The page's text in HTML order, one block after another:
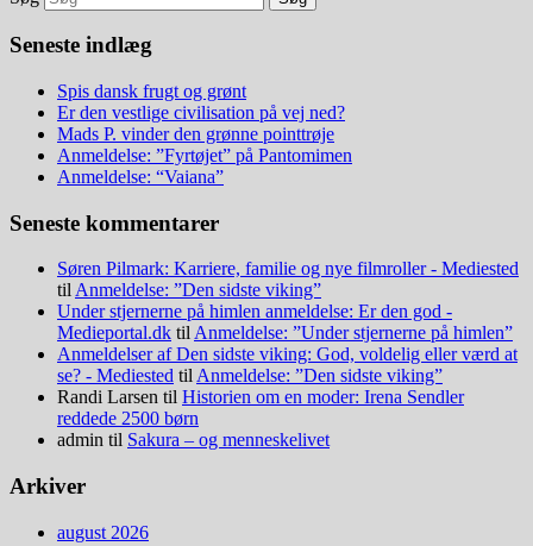
Seneste indlæg
Spis dansk frugt og grønt
Er den vestlige civilisation på vej ned?
Mads P. vinder den grønne pointtrøje
Anmeldelse: ”Fyrtøjet” på Pantomimen
Anmeldelse: “Vaiana”
Seneste kommentarer
Søren Pilmark: Karriere, familie og nye filmroller - Mediested
til Anmeldelse: ”Den sidste viking”
Under stjernerne på himlen anmeldelse: Er den god -
Medieportal.dk til Anmeldelse: ”Under stjernerne på himlen”
Anmeldelser af Den sidste viking: God, voldelig eller værd at
se? - Mediested til Anmeldelse: ”Den sidste viking”
Randi Larsen til Historien om en moder: Irena Sendler
reddede 2500 børn
admin til Sakura – og menneskelivet
Arkiver
august 2026